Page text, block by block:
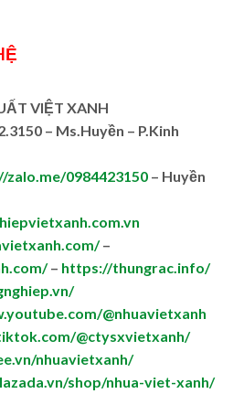
VIỆT XANH
– Ms.Huyền – P.Kinh
zalo.me/0984423150 – Huyền
–
– https://thungrac.info/
@nhuavietxanh
@ctysxvietxanh/
nhuavietxanh/
shop/nhua-viet-xanh/